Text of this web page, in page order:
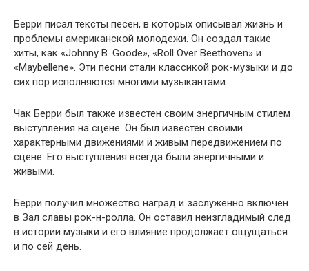
Берри писал тексты песен, в которых описывал жизнь и
проблемы американской молодежи. Он создал такие
хиты, как «Johnny B. Goode», «Roll Over Beethoven» и
«Maybellene». Эти песни стали классикой рок-музыки и до
сих пор исполняются многими музыкантами.
Чак Берри был также известен своим энергичным стилем
выступления на сцене. Он был известен своими
характерными движениями и живым передвижением по
сцене. Его выступления всегда были энергичными и
живыми.
Берри получил множество наград и заслуженно включен
в Зал славы рок-н-ролла. Он оставил неизгладимый след
в истории музыки и его влияние продолжает ощущаться
и по сей день.